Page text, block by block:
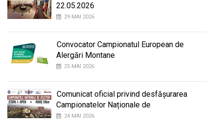
22.05.2026
29 MAI 2026
Convocator Campionatul European de
Alergări Montane
25 MAI 2026
Comunicat oficial privind desfășurarea
Campionatelor Naționale de
24 MAI 2026